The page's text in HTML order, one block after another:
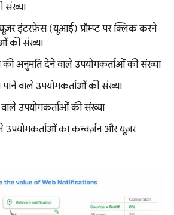
संख्या
इंटरफ़ेस (यूआई) प्रॉम्प्ट पर क्लिक करने
की संख्या
अनुमति देने वाले उपयोगकर्ताओं की संख्या
वाले उपयोगकर्ताओं की संख्या
उपयोगकर्ताओं की संख्या
का कन्वर्ज़न और यूज़र